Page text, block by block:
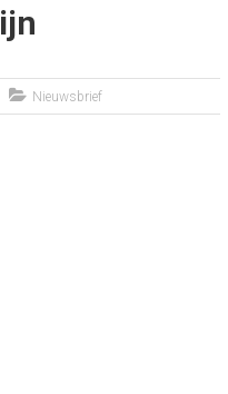
Nieuwsbrief